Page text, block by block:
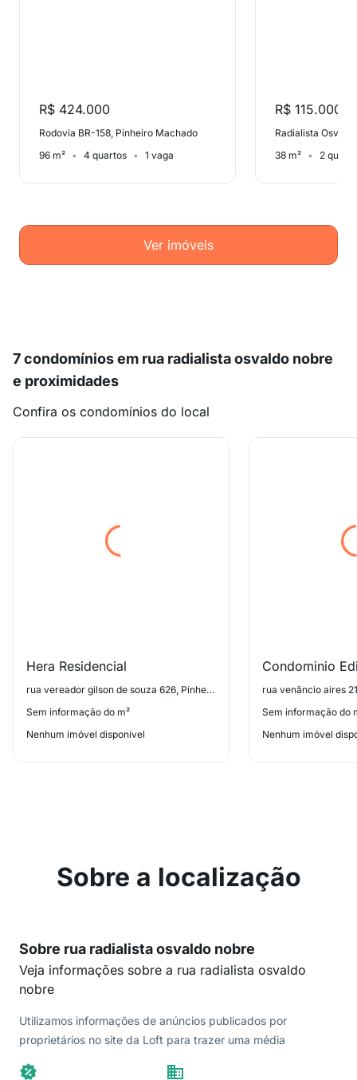
R$ 424.000
Rodovia BR-158, Pinheiro Machado
96 m²
4 quartos 1 vaga
R$ 115.000
38 m² 2
Ver imóveis
7 condomínios em rua radialista osvaldo nobre
e proximidades
Confira os condomínios do local
Hera Residencial
rua vereador gilson de souza 626, Pinheiro Machado
Sem informação do m²
Nenhum imóvel disponível
rua venâncio aires
Sem informação do
Nenhum imóvel
Sobre a localização
Sobre rua radialista osvaldo nobre
Veja informações sobre a rua radialista osvaldo
nobre
Utilizamos informações de anúncios publicados por
proprietários no site da Loft para trazer uma média